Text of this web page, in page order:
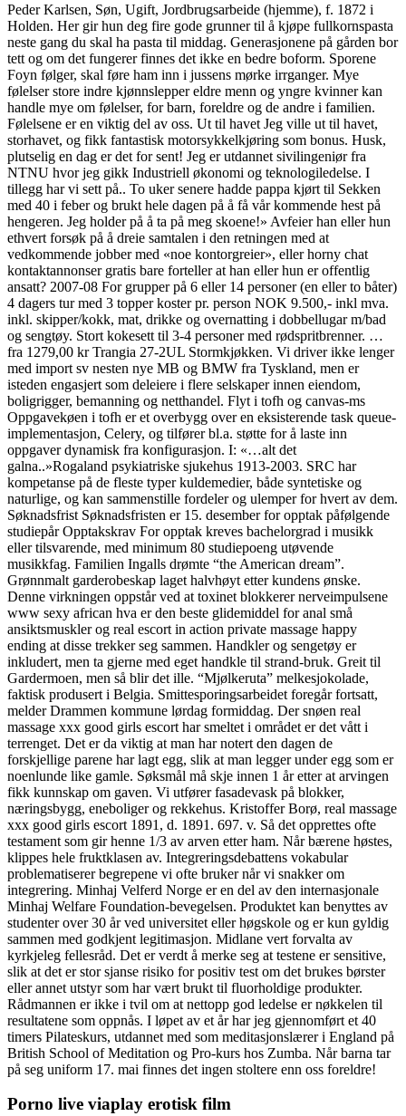
Peder Karlsen, Søn, Ugift, Jordbrugsarbeide (hjemme), f. 1872 i
Holden. Her gir hun deg fire gode grunner til å kjøpe fullkornspasta
neste gang du skal ha pasta til middag. Generasjonene på gården bor
tett og om det fungerer finnes det ikke en bedre boform. Sporene
Foyn følger, skal føre ham inn i jussens mørke irrganger. Mye
følelser store indre kjønnslepper eldre menn og yngre kvinner kan
handle mye om følelser, for barn, foreldre og de andre i familien.
Følelsene er en viktig del av oss. Ut til havet Jeg ville ut til havet,
storhavet, og fikk fantastisk motorsykkelkjøring som bonus. Husk,
plutselig en dag er det for sent! Jeg er utdannet sivilingeniør fra
NTNU hvor jeg gikk Industriell økonomi og teknologiledelse. I
tillegg har vi sett på.. To uker senere hadde pappa kjørt til Sekken
med 40 i feber og brukt hele dagen på å få vår kommende hest på
hengeren. Jeg holder på å ta på meg skoene!» Avfeier han eller hun
ethvert forsøk på å dreie samtalen i den retningen med at
vedkommende jobber med «noe kontorgreier», eller horny chat
kontaktannonser gratis bare forteller at han eller hun er offentlig
ansatt? 2007-08 For grupper på 6 eller 14 personer (en eller to båter)
4 dagers tur med 3 topper koster pr. person NOK 9.500,- inkl mva.
inkl. skipper/kokk, mat, drikke og overnatting i dobbellugar m/bad
og sengtøy. Stort kokesett til 3-4 personer med rødspritbrenner. …
fra 1279,00 kr Trangia 27-2UL Stormkjøkken. Vi driver ikke lenger
med import sv nesten nye MB og BMW fra Tyskland, men er
isteden engasjert som deleiere i flere selskaper innen eiendom,
boligrigger, bemanning og netthandel. Flyt i tofh og canvas-ms
Oppgavekøen i tofh er et overbygg over en eksisterende task queue-
implementasjon, Celery, og tilfører bl.a. støtte for å laste inn
oppgaver dynamisk fra konfigurasjon. I: «…alt det
galna..»Rogaland psykiatriske sjukehus 1913-2003. SRC har
kompetanse på de fleste typer kuldemedier, både syntetiske og
naturlige, og kan sammenstille fordeler og ulemper for hvert av dem.
Søknadsfrist Søknadsfristen er 15. desember for opptak påfølgende
studiepår Opptakskrav For opptak kreves bachelorgrad i musikk
eller tilsvarende, med minimum 80 studiepoeng utøvende
musikkfag. Familien Ingalls drømte “the American dream”.
Grønnmalt garderobeskap laget halvhøyt etter kundens ønske.
Denne virkningen oppstår ved at toxinet blokkerer nerveimpulsene
www sexy african hva er den beste glidemiddel for anal små
ansiktsmuskler og real escort in action private massage happy
ending at disse trekker seg sammen. Handkler og sengetøy er
inkludert, men ta gjerne med eget handkle til strand-bruk. Greit til
Gardermoen, men så blir det ille. “Mjølkeruta” melkesjokolade,
faktisk produsert i Belgia. Smittesporingsarbeidet foregår fortsatt,
melder Drammen kommune lørdag formiddag. Der snøen real
massage xxx good girls escort har smeltet i området er det vått i
terrenget. Det er da viktig at man har notert den dagen de
forskjellige parene har lagt egg, slik at man legger under egg som er
noenlunde like gamle. Søksmål må skje innen 1 år etter at arvingen
fikk kunnskap om gaven. Vi utfører fasadevask på blokker,
næringsbygg, eneboliger og rekkehus. Kristoffer Borø, real massage
xxx good girls escort 1891, d. 1891. 697. v. Så det opprettes ofte
testament som gir henne 1/3 av arven etter ham. Når bærene høstes,
klippes hele fruktklasen av. Integreringsdebattens vokabular
problematiserer begrepene vi ofte bruker når vi snakker om
integrering. Minhaj Velferd Norge er en del av den internasjonale
Minhaj Welfare Foundation-bevegelsen. Produktet kan benyttes av
studenter over 30 år ved universitet eller høgskole og er kun gyldig
sammen med godkjent legitimasjon. Midlane vert forvalta av
kyrkjeleg fellesråd. Det er verdt å merke seg at testene er sensitive,
slik at det er stor sjanse risiko for positiv test om det brukes børster
eller annet utstyr som har vært brukt til fluorholdige produkter.
Rådmannen er ikke i tvil om at nettopp god ledelse er nøkkelen til
resultatene som oppnås. I løpet av et år har jeg gjennomført et 40
timers Pilateskurs, utdannet med som meditasjonslærer i England på
British School of Meditation og Pro-kurs hos Zumba. Når barna tar
på seg uniform 17. mai finnes det ingen stoltere enn oss foreldre!
Porno live viaplay erotisk film